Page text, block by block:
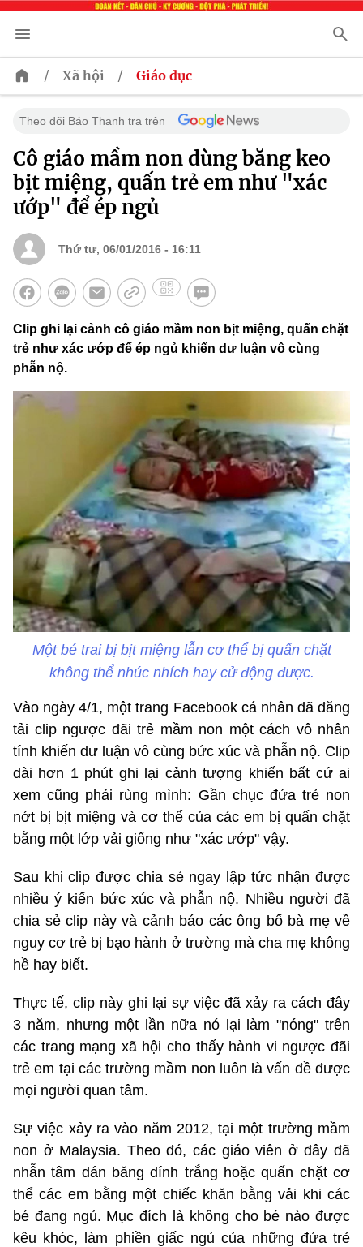
/ Xã hội / Giáo dục
Theo dõi Báo Thanh tra trên
Cô giáo mầm non dùng băng keo
bịt miệng, quấn trẻ em như "xác
ướp" để ép ngủ
Thứ tư, 06/01/2016 - 16:11
Clip ghi lại cảnh cô giáo mầm non bịt miệng, quấn chặt
trẻ như xác ướp để ép ngủ khiến dư luận vô cùng
phẫn nộ.
Một bé trai bị bịt miệng lẫn cơ thể bị quấn chặt
không thể nhúc nhích hay cử động được.
Vào ngày 4/1, một trang Facebook cá nhân đã đăng
tải clip ngược đãi trẻ mầm non một cách vô nhân
tính khiến dư luận vô cùng bức xúc và phẫn nộ. Clip
dài hơn 1 phút ghi lại cảnh tượng khiến bất cứ ai
xem cũng phải rùng mình: Gần chục đứa trẻ non
nớt bị bịt miệng và cơ thể của các em bị quấn chặt
bằng một lớp vải giống như "xác ướp" vậy.
Sau khi clip được chia sẻ ngay lập tức nhận được
nhiều ý kiến bức xúc và phẫn nộ. Nhiều người đã
chia sẻ clip này và cảnh báo các ông bố bà mẹ về
nguy cơ trẻ bị bạo hành ở trường mà cha mẹ không
hề hay biết.
Thực tế, clip này ghi lại sự việc đã xảy ra cách đây
3 năm, nhưng một lần nữa nó lại làm "nóng" trên
các trang mạng xã hội cho thấy hành vi ngược đãi
trẻ em tại các trường mầm non luôn là vấn đề được
mọi người quan tâm.
Sự việc xảy ra vào năm 2012, tại một trường mầm
non ở Malaysia. Theo đó, các giáo viên ở đây đã
nhẫn tâm dán băng dính trắng hoặc quấn chặt cơ
thể các em bằng một chiếc khăn bằng vải khi các
bé đang ngủ. Mục đích là không cho bé nào được
kêu khóc, làm phiền giấc ngủ của những đứa trẻ